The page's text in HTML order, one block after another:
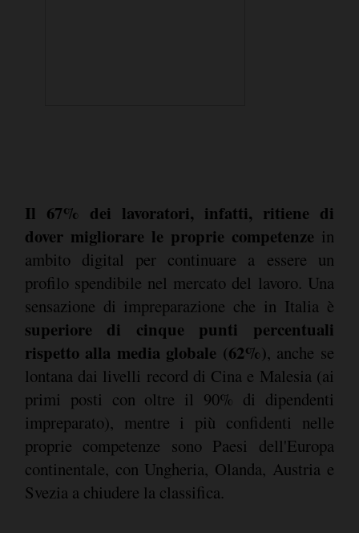
Il 67% dei lavoratori, infatti, ritiene di
dover migliorare le proprie competenze in
ambito digital per continuare a essere un
profilo spendibile nel mercato del lavoro. Una
sensazione di impreparazione che in Italia è
superiore di cinque punti percentuali
rispetto alla media globale (62%), anche se
lontana dai livelli record di Cina e Malesia (ai
primi posti con oltre il 90% di dipendenti
impreparato), mentre i più confidenti nelle
proprie competenze sono Paesi dell'Europa
continentale, con Ungheria, Olanda, Austria e
Svezia a chiudere la classifica.